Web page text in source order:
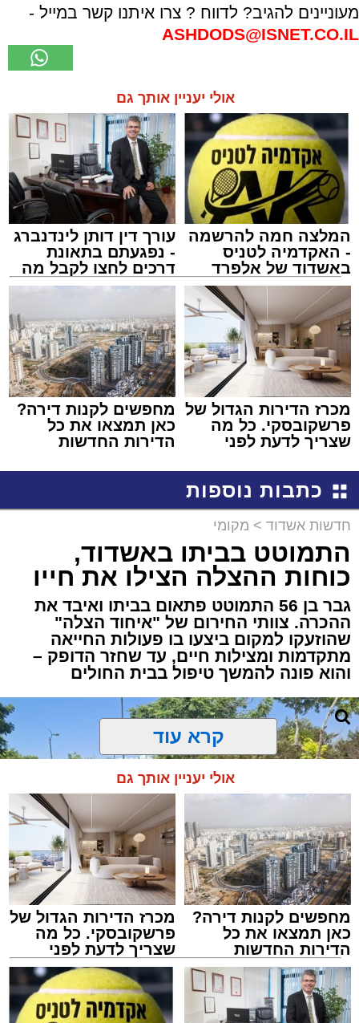
מעוניינים להגיב? לדווח ? צרו איתנו קשר במייל -
ASHDODS@ISNET.CO.IL
אולי יעניין אותך גם
המלצה חמה להרשמה
- האקדמיה לטניס
באשדוד של אלפרד
קריאולנסקי - לילדים
עורך דין דותן לינדנברג
- נפגעתם בתאונת
דרכים לחצו לקבל מה
שמגיע לכם
מכרז הדירות הגדול של
פרשקובסקי. כל מה
שצריך לדעת לפני
באשדוד
מחפשים לקנות דירה?
כאן תמצאו את כל
הדירות החדשות
כתבות נוספות
חדשות אשדוד > מקומי
התמוטט בביתו באשדוד,
כוחות ההצלה הצילו את חייו
גבר בן 56 התמוטט פתאום בביתו ואיבד את
ההכרה. צוותי החירום של "איחוד הצלה"
שהוזעקו למקום ביצעו בו פעולות החייאה
מתקדמות ומצילות חיים, עד שחזר הדופק –
והוא פונה להמשך טיפול בבית החולים
צילום: דוברות איחוד הצלה
מערכת האתר / 15:39 07.08.26
קרא עוד
אולי יעניין אותך גם
מחפשים לקנות דירה?
כאן תמצאו את כל
הדירות החדשות
למכירה באשדוד >>>
מכרז הדירות הגדול של
פרשקובסקי. כל מה
שצריך לדעת לפני
שמגישים הצעה לדירה
באשדוד